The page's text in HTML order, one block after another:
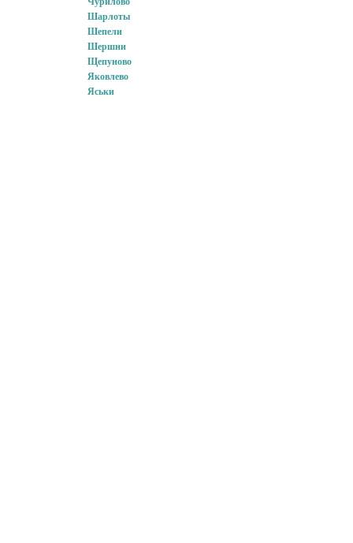
Шарлоты
Шепели
Шершни
Щепуново
Яковлево
Яськи